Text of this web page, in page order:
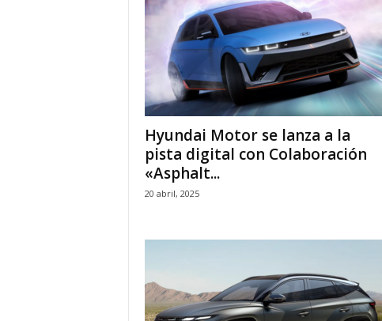
Hyundai Motor se lanza a la
pista digital con Colaboración
«Asphalt...
20 abril, 2025